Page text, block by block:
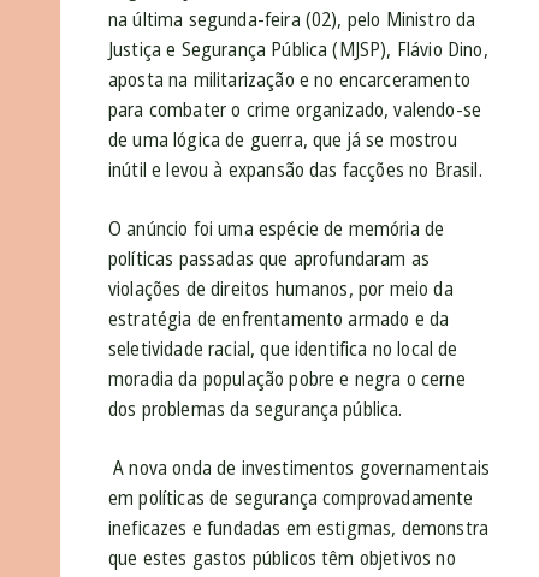
na última segunda-feira (02), pelo Ministro da
Justiça e Segurança Pública (MJSP), Flávio Dino,
aposta na militarização e no encarceramento
para combater o crime organizado, valendo-se
de uma lógica de guerra, que já se mostrou
inútil e levou à expansão das facções no Brasil.
O anúncio foi uma espécie de memória de
políticas passadas que aprofundaram as
violações de direitos humanos, por meio da
estratégia de enfrentamento armado e da
seletividade racial, que identifica no local de
moradia da população pobre e negra o cerne
dos problemas da segurança pública.
A nova onda de investimentos governamentais
em políticas de segurança comprovadamente
ineficazes e fundadas em estigmas, demonstra
que estes gastos públicos têm objetivos no